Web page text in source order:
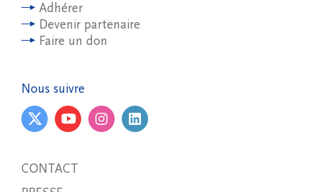
Adhérer
Devenir partenaire
Faire un don
Nous suivre
CONTACT